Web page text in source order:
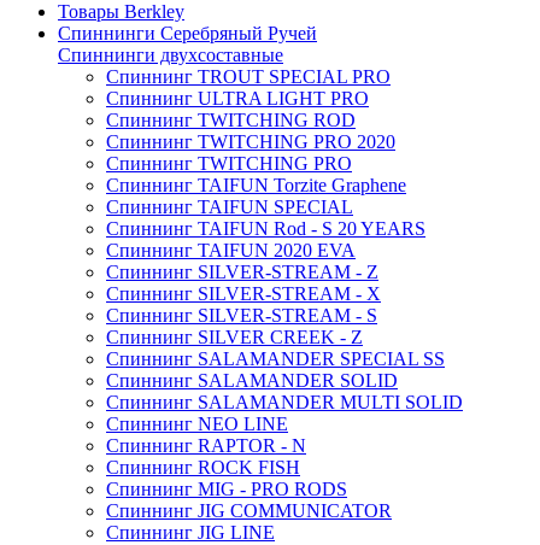
Товары Berkley
Спиннинги Серебряный Ручей
Спиннинги двухсоставные
Спиннинг TROUT SPECIAL PRO
Спиннинг ULTRA LIGHT PRO
Спиннинг TWITCHING ROD
Спиннинг TWITCHING PRO 2020
Спиннинг TWITCHING PRO
Спиннинг TAIFUN Torzite Graphene
Спиннинг TAIFUN SPECIAL
Спиннинг TAIFUN Rod - S 20 YEARS
Спиннинг TAIFUN 2020 EVA
Спиннинг SILVER-STREAM - Z
Спиннинг SILVER-STREAM - X
Спиннинг SILVER-STREAM - S
Спиннинг SILVER CREEK - Z
Спиннинг SALAMANDER SPECIAL SS
Спиннинг SALAMANDER SOLID
Спиннинг SALAMANDER MULTI SOLID
Спиннинг NEO LINE
Спиннинг RAPTOR - N
Спиннинг ROCK FISH
Спиннинг MIG - PRO RODS
Спиннинг JIG COMMUNICATOR
Спиннинг JIG LINE